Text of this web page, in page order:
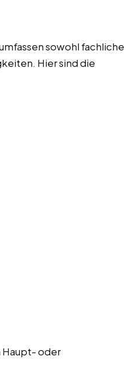
sowohl fachliche
Hier sind die
Haupt- oder